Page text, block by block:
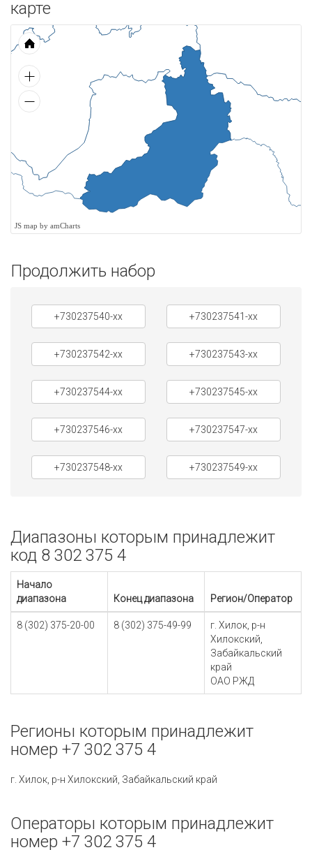
карте
JS map by amCharts
Продолжить набор
+730237540-xx +730237541-xx
+730237542-xx +730237543-xx
+730237544-xx +730237545-xx
+730237546-xx +730237547-xx
+730237548-xx +730237549-xx
Диапазоны которым принадлежит
код 8 302 375 4
Начало
диапазона
Конец диапазона Регион/Оператор
8 (302) 375-20-00 8 (302) 375-49-99
г. Хилок, р-н
Хилокский,
Забайкальский
край
ОАО РЖД
Регионы которым принадлежит
номер +7 302 375 4
г. Хилок, р-н Хилокский, Забайкальский край
Операторы которым принадлежит
номер +7 302 375 4